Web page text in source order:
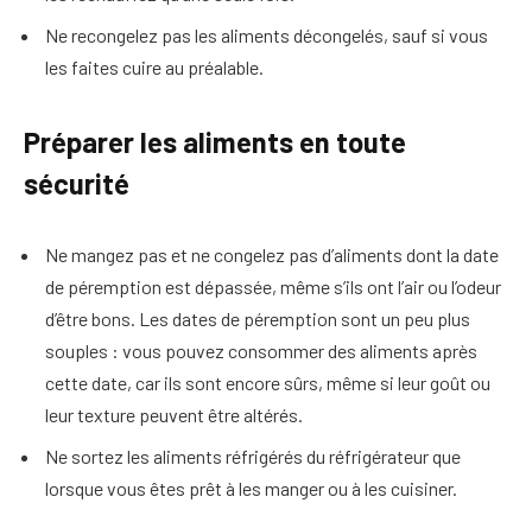
Ne recongelez pas les aliments décongelés, sauf si vous
les faites cuire au préalable.
Préparer les aliments en toute
sécurité
Ne mangez pas et ne congelez pas d’aliments dont la date
de péremption est dépassée, même s’ils ont l’air ou l’odeur
d’être bons. Les dates de péremption sont un peu plus
souples : vous pouvez consommer des aliments après
cette date, car ils sont encore sûrs, même si leur goût ou
leur texture peuvent être altérés.
Ne sortez les aliments réfrigérés du réfrigérateur que
lorsque vous êtes prêt à les manger ou à les cuisiner.